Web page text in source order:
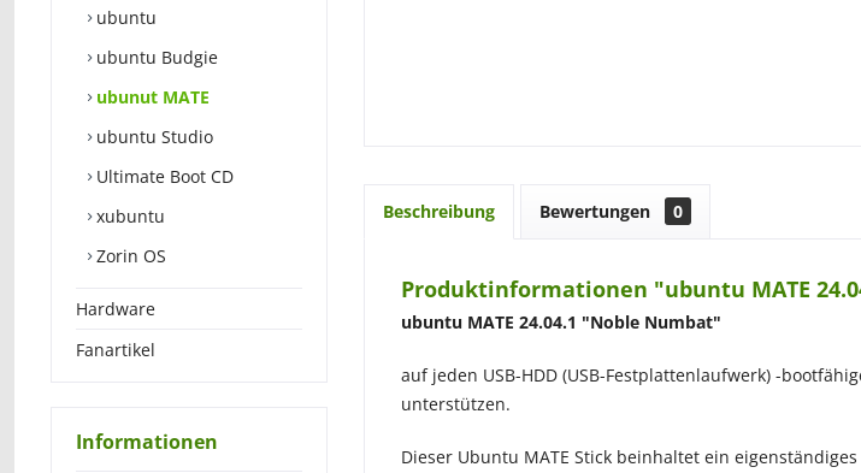
ubuntu
ubuntu Budgie
ubunut MATE
ubuntu Studio
Ultimate Boot CD
xubuntu
Zorin OS
Hardware
Fanartikel
Informationen
Beschreibung Bewertungen 0
Produktinformationen "ubuntu MATE
ubuntu MATE 24.04.1 "Noble Numbat"
auf jeden USB-HDD (USB-Festplattenlaufwerk) -
unterstützen.
Dieser Ubuntu MATE Stick beinhaltet ein